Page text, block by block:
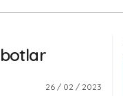
26 / 02 / 2023